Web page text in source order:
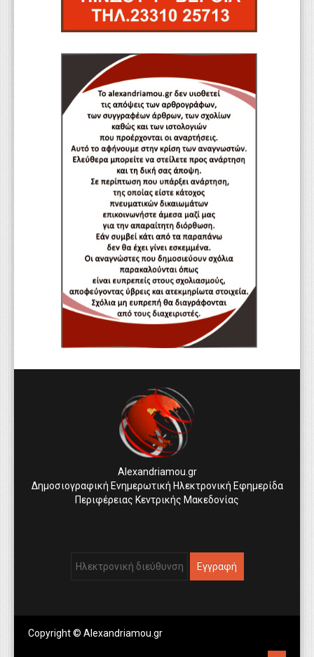
Alexandriamou.gr
Δημοσιογραφική Ενημερωτική Ηλεκτρονική Εφημερίδα
Περιφέρειας Κεντρικής Μακεδονίας
Copyright © Alexandriamou.gr